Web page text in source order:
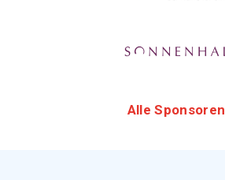
Alle Sponsoren